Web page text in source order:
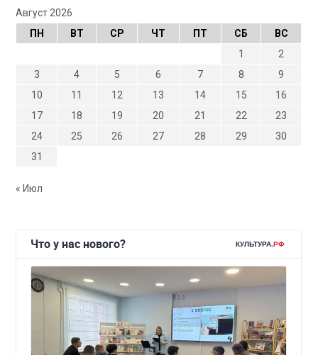
Август 2026
ПН
ВТ СР ЧТ ПТ СБ
ВС
1
2
3
4 5 6 7 8
9
10
11 12 13 14 15
16
17
18 19 20 21 22
23
24
25 26 27 28 29
30
31
« Июл